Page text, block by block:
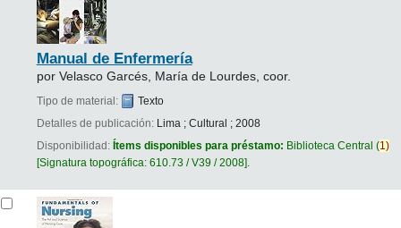
Manual de Enfermería
por Velasco Garcés, María de Lourdes, coor.
Tipo de material:
Texto
Detalles de publicación: Lima ; Cultural ; 2008
Disponibilidad: Ítems disponibles para préstamo: Biblioteca Central (1)
Signatura topográfica: 610.73 / V39 / 2008 .